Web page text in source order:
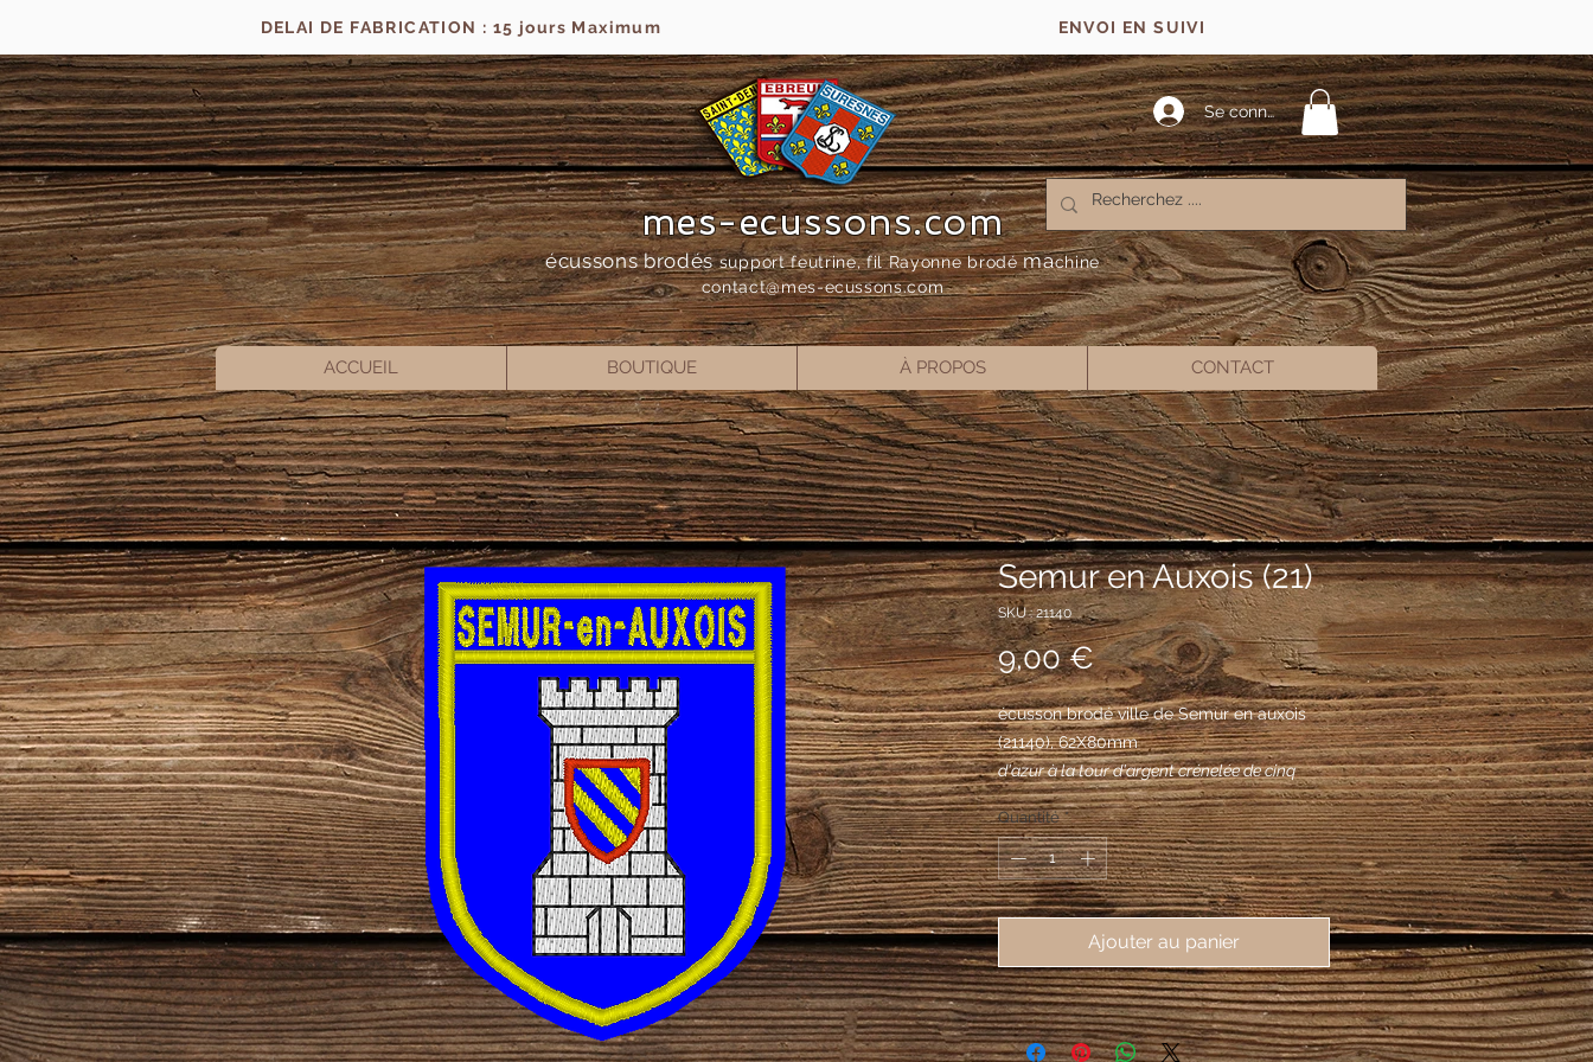
DELAI DE FABRICATION : 15 jours Maximum ENVOI EN SUIVI
Se connecter
mes-ecussons.com
écussons brodés support feutrine, fil Rayonne brodémachine
contact@mes-ecussons.com
ACCUEIL BOUTIQUE À PROPOS CONTACT
Semur en Auxois (21)
SKU : 21140
9,00 €Prix
écusson brodé ville de Semur en auxois
(21140), 62X80mm
d'azur à la tour d'argent crénelée de cinq
pièces, maçonnée de sable, chargée d'un
écusson bandé d'or et d'azur à la bordure de
gueules
Quantité *
Ajouter au panier